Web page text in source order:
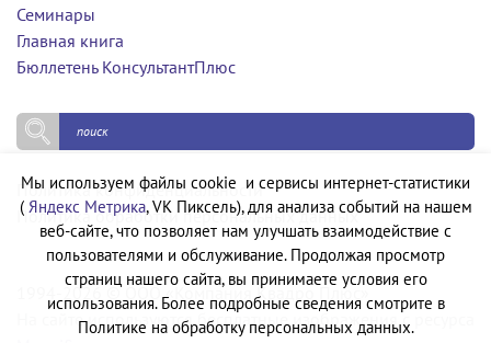
Семинары
Главная книга
Бюллетень КонсультантПлюс
Политика конфиденциальности
Политика обработки персональных данных
1994-2026 © ООО «Компания Квадро Плюс»
На сайте используются бесплатные изображения с ресурса
Мы используем файлы cookie и сервисы интернет-статистики
( Яндекс Метрика, VK Пиксель), для анализа событий на нашем
веб-сайте, что позволяет нам улучшать взаимодействие с
пользователями и обслуживание. Продолжая просмотр
страниц нашего сайта, вы принимаете условия его
использования. Более подробные сведения смотрите в
Политике на обработку персональных данных.